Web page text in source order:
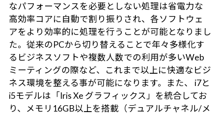
なパフォーマンスを必要としない処理は省電力な
高効率コアに自動で割り振りされ、各ソフトウェ
アをより効率的に処理を行うことが可能となりまし
た。従来のPCから切り替えることで年々多様化す
るビジネスソフトや複数人数での利用が多いWeb
ミーティングの際など、これまで以上に快適なビジ
ネス環境を整える事が可能になります。また、 i7と
i5モデルは「Iris Xe グラフィックス」を統合してお
り、メモリ16GB以上を搭載（デュアルチャネル/メ